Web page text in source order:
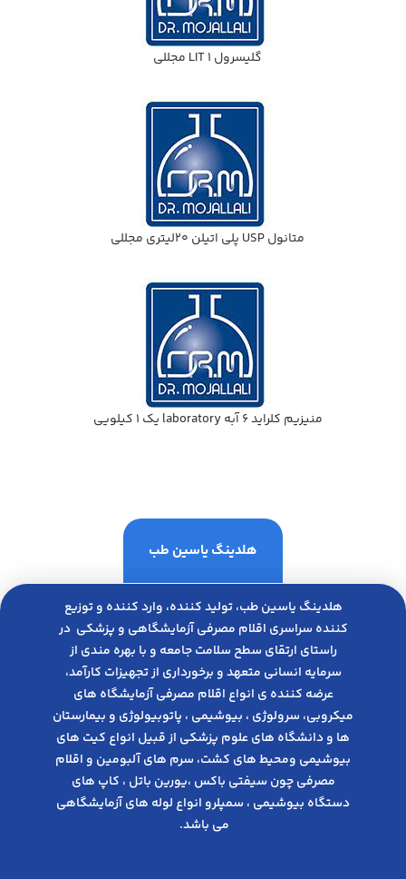
گليسرول 1 LIT مجللي
متانول USP پلي اتيلن 20ليتري مجللي
منيزيم كلرايد 6 آبه laboratory يك 1 كيلويي
هلدینگ یاسین طب
هلدینگ یاسین طب، تولید کننده، وارد کننده و توزیع
کننده سراسری اقلام مصرفی آزمایشگاهی و پزشکی در
راﺳﺘﺎی ارﺗﻘﺎی ﺳﻄﺢ ﺳﻼﻣﺖ ﺟﺎﻣﻌﻪ و ﺑﺎ ﺑﻬﺮه ﻣﻨﺪی از
ﺳﺮﻣﺎﯾﻪ انسانی متعهد و ﺑﺮﺧﻮرداری از ﺗﺠﻬﯿﺰات ﮐﺎرآﻣﺪ،
عرضه کننده ی انواع اﻗﻼم مصرفی آزﻣﺎﯾﺸﮕﺎه های
میکروبی، ﺳﺮوﻟﻮژی ، ﺑﯿﻮﺷﯿﻤﯽ ، پاتوبیولوژی و بیمارستان
ها و دانشگاه های علوم پزشکی از قبیل انواع کیت های
بیوشیمی ومحیط های کشت، سرم های آلبومین و اقلام
مصرفی چون سیفتی باکس ،یورین باتل ، کاپ های
دستگاه بیوشیمی ، سمپلرو انواع لوله های آزمایشگاهی
می باشد.